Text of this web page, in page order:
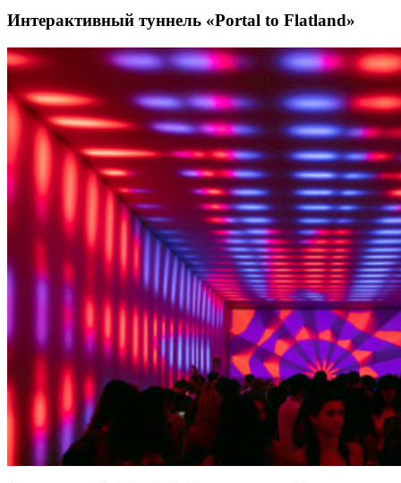
Интерактивный туннель «Portal to Flatland»